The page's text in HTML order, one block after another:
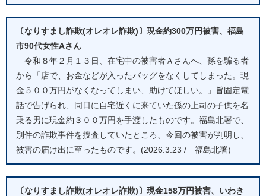
〔なりすまし詐欺(オレオレ詐欺)〕現金約300万円被害、福島
市90代女性Aさん
令和８年２月１３日、在宅中の被害者Ａさんへ、孫を騙る者
から「店で、お金などが入ったバッグをなくしてしまった。現
金５００万円がなくなってしまい、助けてほしい。」旨固定電
話で告げられ、同日に自宅近くに来ていた孫の上司の子供を名
乗る男に現金約３００万円を手渡したものです。福島北署で、
別件の詐欺事件を捜査していたところ、今回の被害が判明し、
被害の届け出に至ったものです。(2026.3.23 / 福島北署)
〔なりすまし詐欺(オレオレ詐欺)〕現金158万円被害、いわき